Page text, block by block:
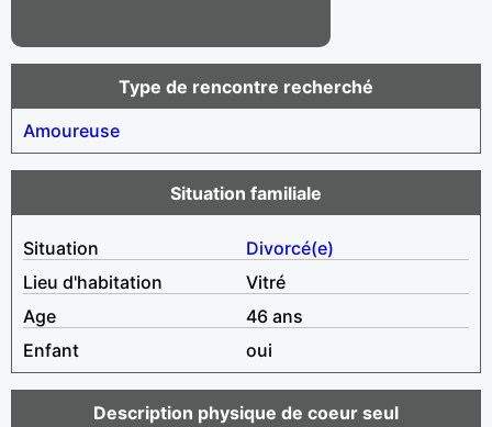
Type de rencontre recherché
Amoureuse
Situation familiale
Situation
Divorcé(e)
Lieu d'habitation
Vitré
Age
46 ans
Enfant
oui
Description physique de coeur seul